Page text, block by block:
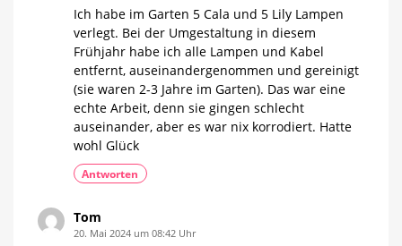
Ich habe im Garten 5 Cala und 5 Lily Lampen
verlegt. Bei der Umgestaltung in diesem
Frühjahr habe ich alle Lampen und Kabel
entfernt, auseinandergenommen und gereinigt
(sie waren 2-3 Jahre im Garten). Das war eine
echte Arbeit, denn sie gingen schlecht
auseinander, aber es war nix korrodiert. Hatte
wohl Glück
Antworten
Tom
20. Mai 2024 um 08:42 Uhr